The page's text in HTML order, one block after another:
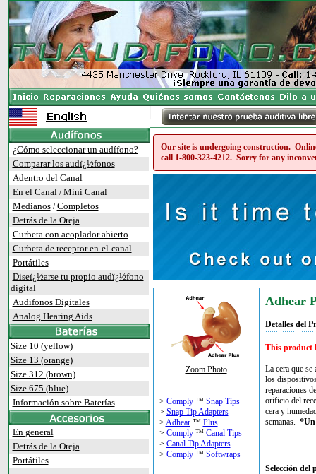
¿Cómo seleccionar un audífono?
Comparar los audï¿½fonos
Adentro del Canal
En el Canal/Mini Canal
Medianos/Completos
Detrás de la Oreja
Curbeta con acoplador abierto
Curbeta de receptor en-el-canal
Portátiles
Diseï¿½arse tu propio audï¿½fono
digital
Audifonos Digitales
Analog Hearing Aids
Size 10 (yellow)
Size 13 (orange)
Size 312 (brown)
Size 675 (blue)
Información sobre Baterías
En general
Detrás de la Oreja
Portátiles
Our site is undergoing construction.
call 1-800-323-4212. Sorry for any
Zoom Photo
> Comply™ Snap Tips
> Snap Tip Adapters
> Adhear™ Plus
> Comply™ Canal Tips
> Canal Tip Adapters
> Comply™ Softwraps
Adhear
Detalles del
This product
La cera que se
los
reparaciones
orificio del
cera y
semanas. *Un
Selección del